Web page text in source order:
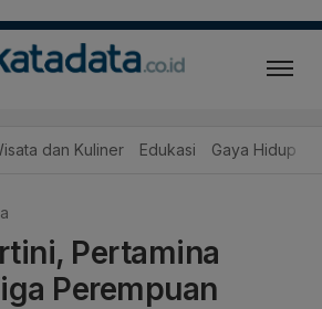
dan Kuliner Edukasi Gaya Hidup
Pertamina
Perempuan